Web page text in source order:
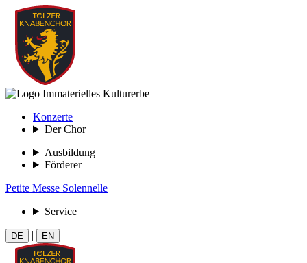
Konzerte
Der Chor
Ausbildung
Förderer
Petite Messe Solennelle
Service
DE | EN